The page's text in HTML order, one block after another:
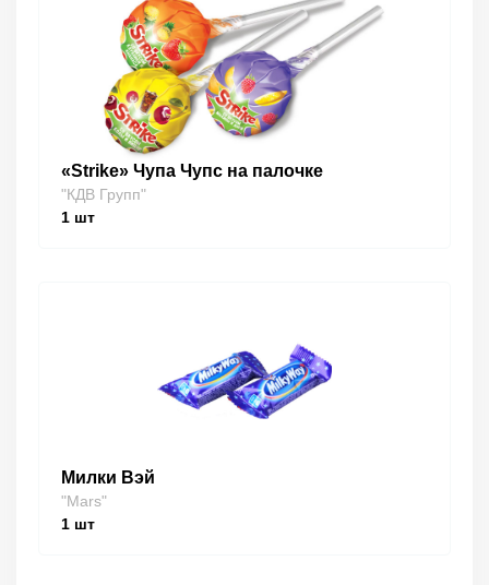
«Strike» Чупа Чупс на палочке
"КДВ Групп"
1 шт
Милки Вэй
"Mars"
1 шт